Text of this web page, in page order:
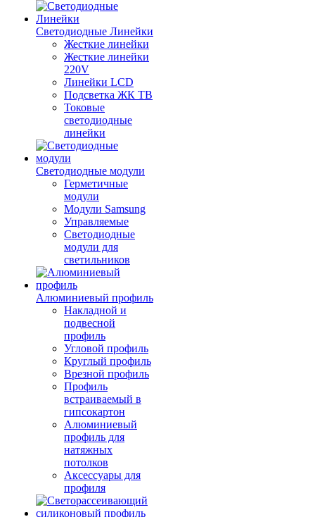
Светодиодные Линейки
Жесткие линейки
Жесткие линейки
220V
Линейки LCD
Подсветка ЖК ТВ
Токовые
светодиодные
линейки
Светодиодные модули
Герметичные
модули
Модули Samsung
Управляемые
Светодиодные
модули для
светильников
Алюминиевый профиль
Накладной и
подвесной
профиль
Угловой профиль
Круглый профиль
Врезной профиль
Профиль
встраиваемый в
гипсокартон
Алюминиевый
профиль для
натяжных
потолков
Аксессуары для
профиля